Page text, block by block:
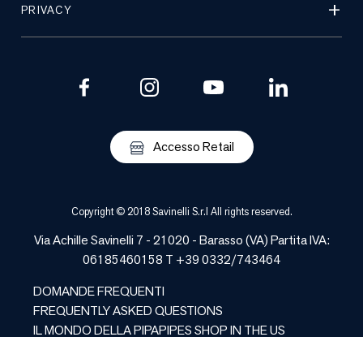
PRIVACY
Accesso Retail
Copyright © 2018 Savinelli S.r.l All rights reserved.
Via Achille Savinelli 7 - 21020 -Barasso(VA) Partita IVA:
06185460158 T +39 0332/743464
DOMANDE FREQUENTI
FREQUENTLY ASKED QUESTIONS
IL MONDO DELLA PIPAPIPES SHOP IN THE US